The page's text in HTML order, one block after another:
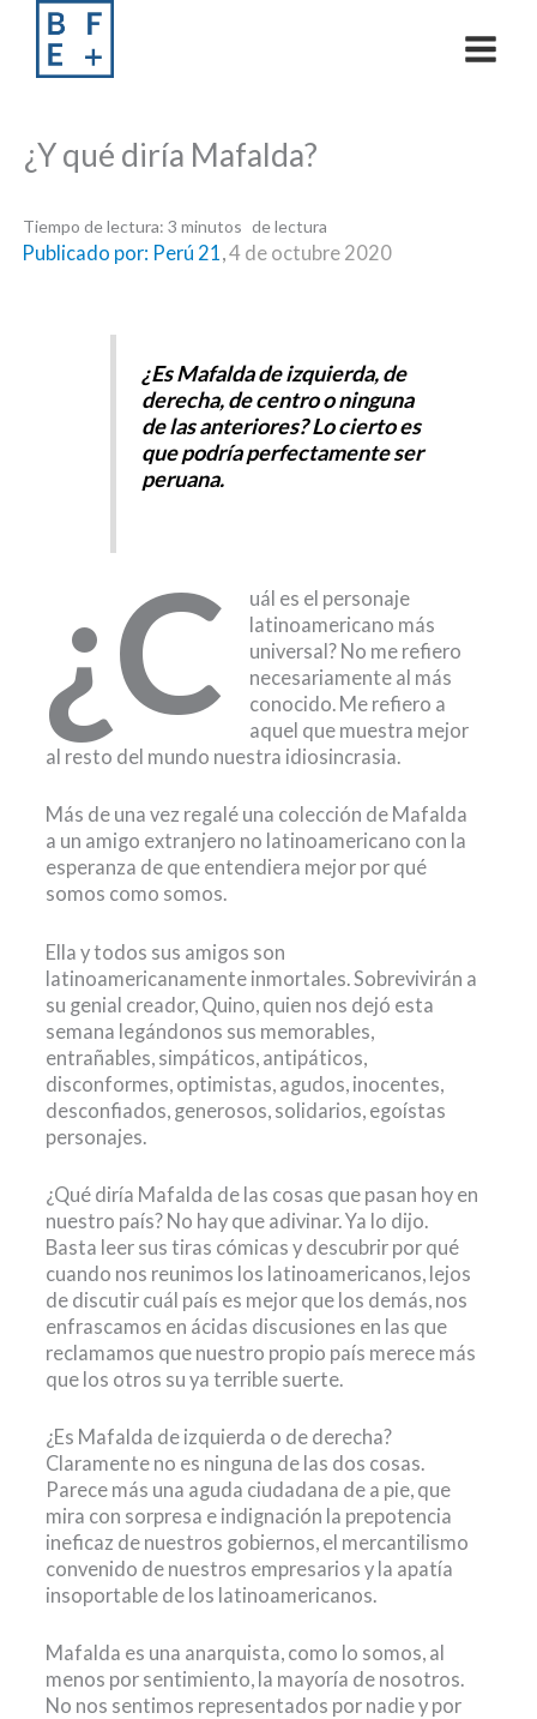
content
¿Y qué diría Mafalda?
Tiempo de lectura: 3 minutos
Publicado por: Perú 21 4 de octubre 2020
¿Es Mafalda de izquierda, de
derecha, de centro o ninguna
de las anteriores? Lo cierto es
que podría perfectamente ser
peruana.
¿C
uál es el personaje
latinoamericano más
universal? No me refiero
necesariamente al más
conocido. Me refiero a
aquel que muestra mejor
al resto del mundo nuestra idiosincrasia.
Más de una vez regalé una colección de Mafalda
a un amigo extranjero no latinoamericano con la
esperanza de que entendiera mejor por qué
somos como somos.
Ella y todos sus amigos son
latinoamericanamente inmortales. Sobrevivirán a
su genial creador, Quino, quien nos dejó esta
semana legándonos sus memorables,
entrañables, simpáticos, antipáticos,
disconformes, optimistas, agudos, inocentes,
desconfiados, generosos, solidarios, egoístas
personajes.
¿Qué diría Mafalda de las cosas que pasan hoy en
nuestro país? No hay que adivinar. Ya lo dijo.
Basta leer sus tiras cómicas y descubrir por qué
cuando nos reunimos los latinoamericanos, lejos
de discutir cuál país es mejor que los demás, nos
enfrascamos en ácidas discusiones en las que
reclamamos que nuestro propio país merece más
que los otros su ya terrible suerte.
¿Es Mafalda de izquierda o de derecha?
Claramente no es ninguna de las dos cosas.
Parece más una aguda ciudadana de a pie, que
mira con sorpresa e indignación la prepotencia
ineficaz de nuestros gobiernos, el mercantilismo
convenido de nuestros empresarios y la apatía
insoportable de los latinoamericanos.
Mafalda es una anarquista, como lo somos, al
menos por sentimiento, la mayoría de nosotros.
No nos sentimos representados por nadie y por